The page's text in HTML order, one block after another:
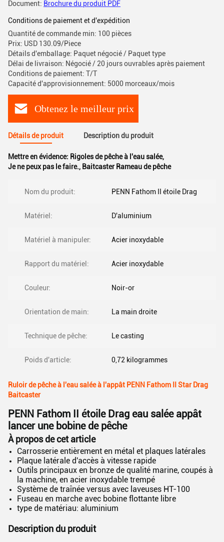
Document: Brochure du produit PDF
Conditions de paiement et d'expédition
Quantité de commande min: 100 pièces
Prix: USD 130.09/Piece
Détails d'emballage: Paquet négocié / Paquet type
Délai de livraison: Négocié / 20 jours ouvrables après paiement
Conditions de paiement: T/T
Capacité d'approvisionnement: 5000 morceaux/mois
Obtenez le meilleur prix
Détails de produit Description du produit
Mettre en évidence: Rigoles de pêche à l'eau salée,
Je ne peux pas le faire., Baitcaster Rameau de pêche
Nom du produit: PENN Fathom II étoile Drag
Matériel: D'aluminium
Matériel à manipuler: Acier inoxydable
Rapport du matériel: Acier inoxydable
Couleur: Noir-or
Orientation de main: La main droite
Technique de pêche: Le casting
Poids d'article: 0,72 kilogrammes
Ruloir de pêche à l'eau salée à l'appât PENN Fathom II Star Drag
Baitcaster
PENN Fathom II étoile Drag eau salée appât
lancer une bobine de pêche
À propos de cet article
Carrosserie entièrement en métal et plaques latérales
Plaque latérale d'accès à vitesse rapide
Outils principaux en bronze de qualité marine, coupés à
la machine, en acier inoxydable trempé
Système de traînée versus avec laveuses HT-100
Fuseau en marche avec bobine flottante libre
type de matériau: aluminium
Description du produit